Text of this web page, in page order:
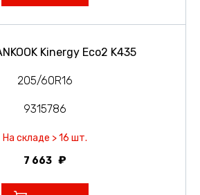
Kinergy Eco2 K435
205/60R16
9315786
На складе > 16 шт.
7 663